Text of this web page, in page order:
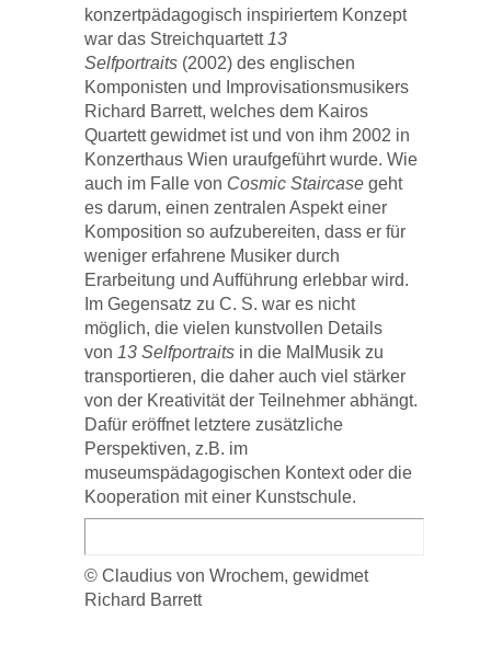
konzertpädagogisch inspiriertem Konzept
war das Streichquartett 13
Selfportraits (2002) des englischen
Komponisten und Improvisationsmusikers
Richard Barrett, welches dem Kairos
Quartett gewidmet ist und von ihm 2002 in
Konzerthaus Wien uraufgeführt wurde. Wie
auch im Falle von Cosmic Staircase geht
es darum, einen zentralen Aspekt einer
Komposition so aufzubereiten, dass er für
weniger erfahrene Musiker durch
Erarbeitung und Aufführung erlebbar wird.
Im Gegensatz zu C. S. war es nicht
möglich, die vielen kunstvollen Details
von 13 Selfportraits in die MalMusik zu
transportieren, die daher auch viel stärker
von der Kreativität der Teilnehmer abhängt.
Dafür eröffnet letztere zusätzliche
Perspektiven, z.B. im
museumspädagogischen Kontext oder die
Kooperation mit einer Kunstschule.
© Claudius von Wrochem, gewidmet
Richard Barrett